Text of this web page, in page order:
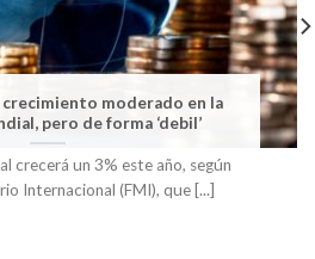
moderado en la
pero de forma ‘debil’
crecerá un 3% este año, según
Internacional (FMI), que [...]